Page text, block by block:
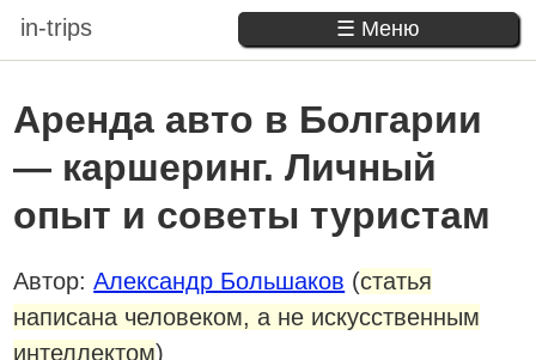
in-trips ☰ Меню
Аренда авто в Болгарии
— каршеринг. Личный
опыт и советы туристам
Автор:Александр Большаков (статья
написана человеком, а не искусственным
интеллектом)